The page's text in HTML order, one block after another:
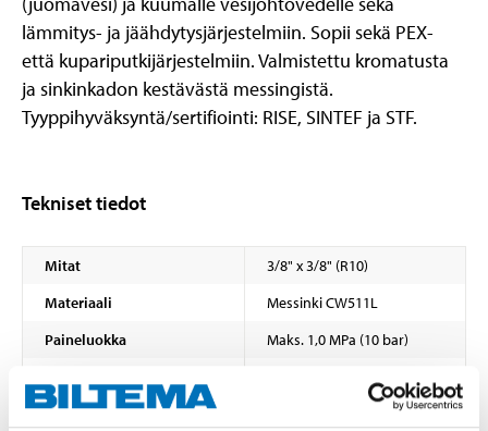
lämmitys- ja jäähdytysjärjestelmiin. Sopii sekä PEX-
että kupariputkijärjestelmiin. Valmistettu kromatusta
ja sinkinkadon kestävästä messingistä.
Tyyppihyväksyntä/sertifiointi: RISE, SINTEF ja STF.
Tekniset tiedot
Mitat
3/8" x 3/8" (R10)
Materiaali
Messinki CW511L
Paineluokka
Maks. 1,0 MPa (10 bar)
Pintakäsittely